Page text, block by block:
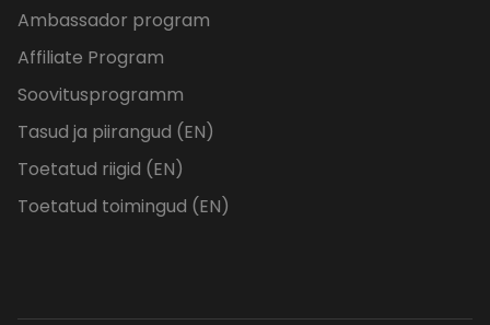
Ambassador program
Affiliate Program
Soovitusprogramm
Tasud ja piirangud (EN)
Toetatud riigid (EN)
Toetatud toimingud (EN)